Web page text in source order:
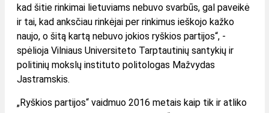
kad šitie rinkimai lietuviams nebuvo svarbūs, gal paveikė
ir tai, kad anksčiau rinkėjai per rinkimus ieškojo kažko
naujo, o šitą kartą nebuvo jokios ryškios partijos“, -
spėlioja Vilniaus Universiteto Tarptautinių santykių ir
politinių mokslų instituto politologas Mažvydas
Jastramskis.
„Ryškios partijos“ vaidmuo 2016 metais kaip tik ir atliko